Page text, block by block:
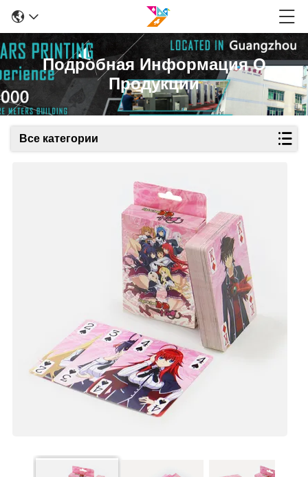
Подробная Информация О
Продукции
Все категории